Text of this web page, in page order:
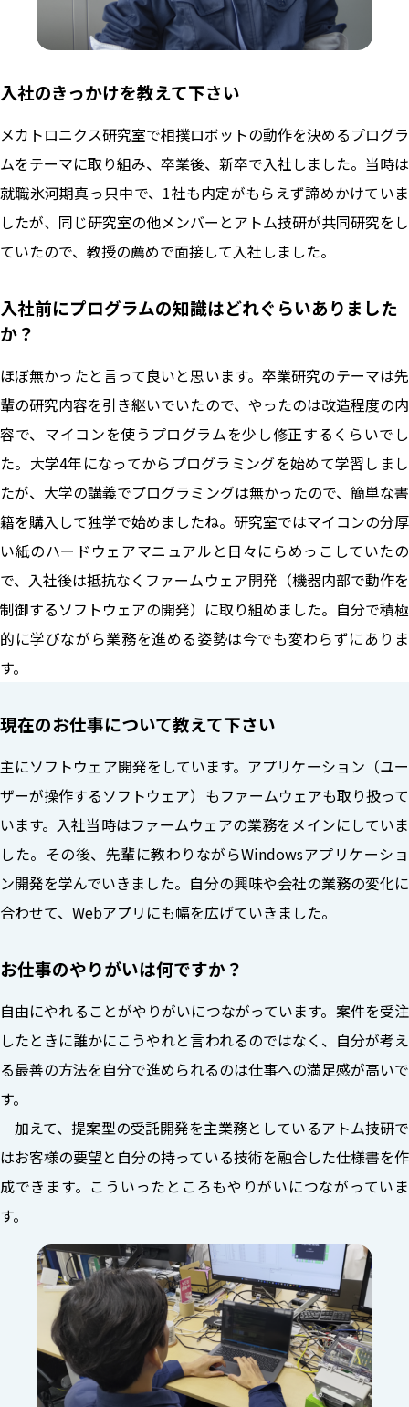
入社のきっかけを教えて下さい
メカトロニクス研究室で相撲ロボットの動作を決めるプログラ
ムをテーマに取り組み、卒業後、新卒で入社しました。当時は
就職氷河期真っ只中で、1社も内定がもらえず諦めかけていま
したが、同じ研究室の他メンバーとアトム技研が共同研究をし
ていたので、教授の薦めで面接して入社しました。
入社前にプログラムの知識はどれぐらいありました
か？
ほぼ無かったと言って良いと思います。卒業研究のテーマは先
輩の研究内容を引き継いでいたので、やったのは改造程度の内
容で、マイコンを使うプログラムを少し修正するくらいでし
た。大学4年になってからプログラミングを始めて学習しまし
たが、大学の講義でプログラミングは無かったので、簡単な書
籍を購入して独学で始めましたね。研究室ではマイコンの分厚
い紙のハードウェアマニュアルと日々にらめっこしていたの
で、入社後は抵抗なくファームウェア開発（機器内部で動作を
制御するソフトウェアの開発）に取り組めました。自分で積極
的に学びながら業務を進める姿勢は今でも変わらずにありま
す。
現在のお仕事について教えて下さい
主にソフトウェア開発をしています。アプリケーション（ユー
ザーが操作するソフトウェア）もファームウェアも取り扱って
います。入社当時はファームウェアの業務をメインにしていま
した。その後、先輩に教わりながらWindowsアプリケーショ
ン開発を学んでいきました。自分の興味や会社の業務の変化に
合わせて、Webアプリにも幅を広げていきました。
お仕事のやりがいは何ですか？
自由にやれることがやりがいにつながっています。案件を受注
したときに誰かにこうやれと言われるのではなく、自分が考え
る最善の方法を自分で進められるのは仕事への満足感が高いで
す。
加えて、提案型の受託開発を主業務としているアトム技研で
はお客様の要望と自分の持っている技術を融合した仕様書を作
成できます。こういったところもやりがいにつながっていま
す。